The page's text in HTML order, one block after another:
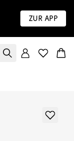
Zur App